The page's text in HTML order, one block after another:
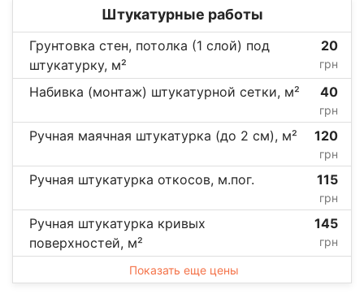
Штукатурные работы
Грунтовка стен, потолка (1 слой) под
штукатурку, м²
20
грн
Набивка (монтаж) штукатурной сетки, м² 40
грн
Ручная маячная штукатурка (до 2 см), м² 120
грн
Ручная штукатурка откосов, м.пог. 115
грн
Ручная штукатурка кривых
поверхностей, м²
145
грн
Показать еще цены